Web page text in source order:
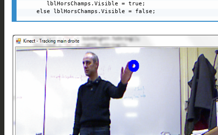
   lblHorsChamps.Visible = true;
else lblHorsChamps.Visible = false;